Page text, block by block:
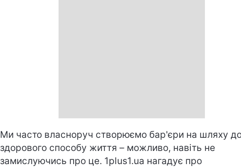
Ми часто власноруч створюємо бар'єри на шляху
здорового способу життя – можливо, навіть не
замислуючись про це. 1plus1.ua нагадує про